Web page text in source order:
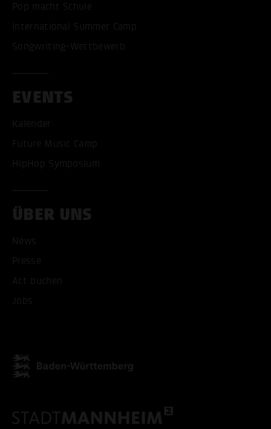
Pop macht Schule
International Summer Camp
Songwriting-Wettbewerb
EVENTS
Kalender
Future Music Camp
HipHop Symposium
ÜBER UNS
News
Presse
Act buchen
Jobs